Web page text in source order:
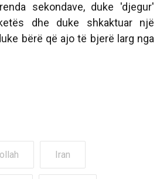
sekondave, duke 'djegur'
dhe duke shkaktuar një
bërë që ajo të bjerë larg nga
Iran